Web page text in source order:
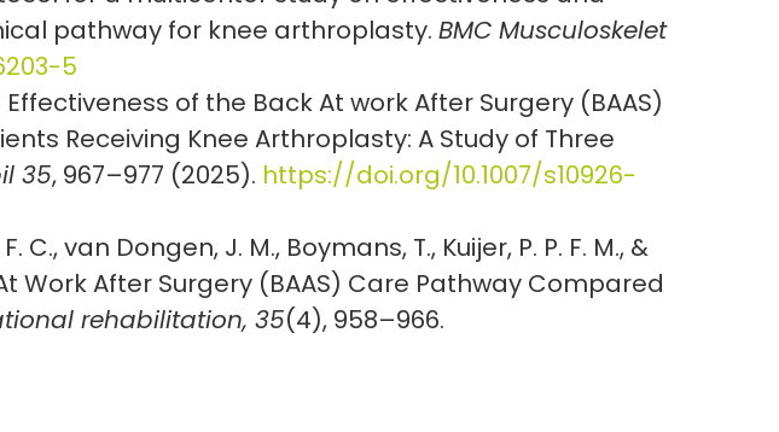
pathway for knee arthroplasty. BMC Musculoskelet
5
Effectiveness of the Back At work After Surgery (BAAS)
Receiving Knee Arthroplasty: A Study of Three
35, 967–977 (2025). https://doi.org/10.1007/s10926-
van Dongen, J. M., Boymans, T., Kuijer, P. P. F. M., &
Work After Surgery (BAAS) Care Pathway Compared
rehabilitation, 35(4), 958–966.